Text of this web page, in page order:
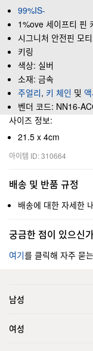
99%IS-
1%ove 세이프티 핀
시그니처 안전핀 모
키링
색상: 실버
소재: 금속
주얼리, 키 체인 및
벤더 코드: NN16-
사이즈 정보:
21.5 x 4cm
아이템 ID: 310664
배송 및 반품 규정
배송에 대한 자세한
궁금한 점이 있으신
여기를 클릭해 자주 묻
남성
여성